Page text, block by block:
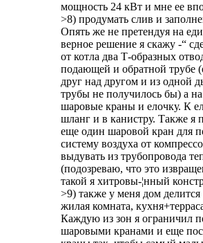
мощность 24 кВт и мне ее
>8) продумать слив и
Опять же не претендуя на
верное решение я скажу -“
от котла два Т-образных
подающей и обратной трубе
друг над другом и из одной
трубы не получилось бы) а
шаровые краны и елочку. К
шланг и в канистру. Также я
еще один шаровой кран для
систему воздуха от
выдувать из трубопровода
(подозреваю, что это
такой я хитровы-¦нный
>9) также у меня дом
жилая комната,
Каждую из зон я ограничил
шаровыми кранами и еще